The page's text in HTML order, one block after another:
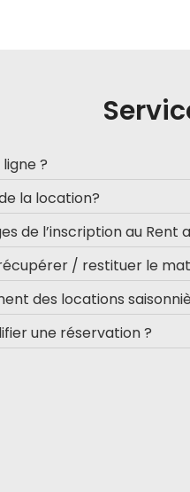
?
la location?
de l’inscription au Rent
/ restituer le
des locations
une réservation ?